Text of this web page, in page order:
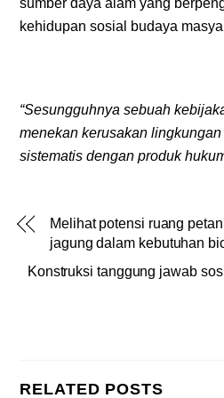
sumber daya alam yang
kehidupan sosial budaya
“Sesungguhnya sebuah
menekan kerusakan
sistematis dengan produk
Melihat potensi ruang
jagung dalam kebutuhan
Konstruksi tanggung jawab
RELATED POSTS